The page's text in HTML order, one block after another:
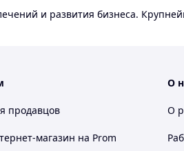
и развития бизнеса.
продавцов
магазин на Prom
О
О